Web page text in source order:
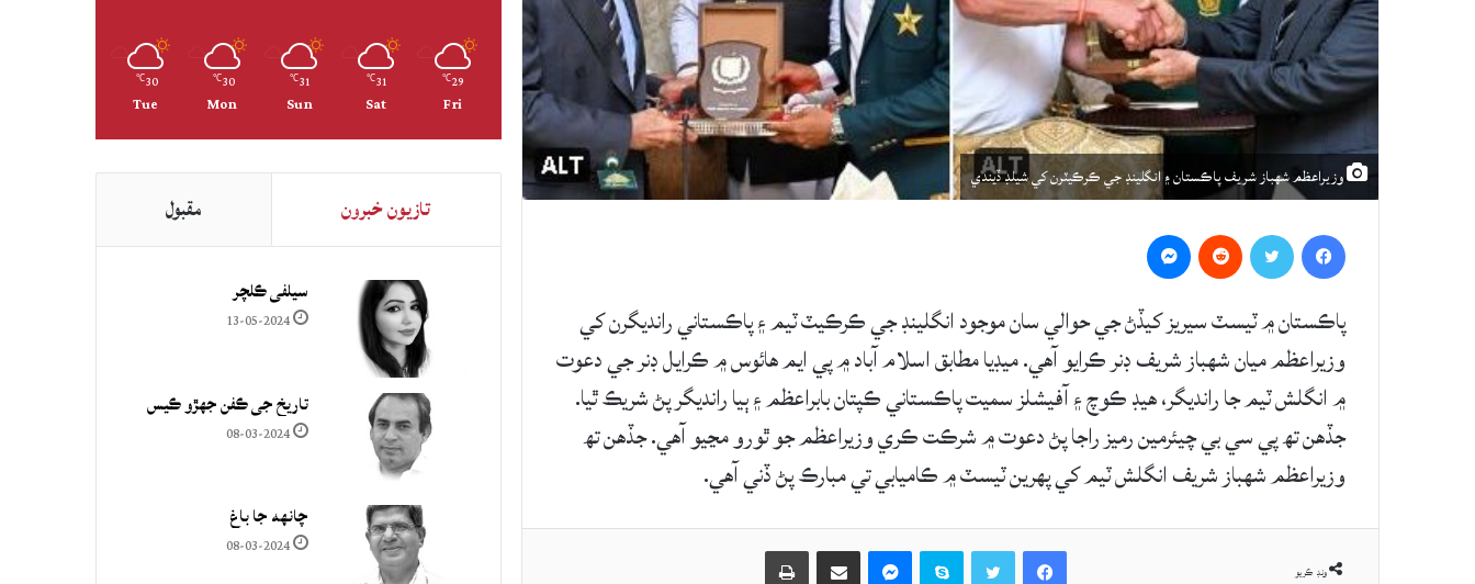
وزيراعظم شهباز شريف پاڪستان ۽ انگلينڊ جي ڪرڪيٽرن کي شيلڊ ڏيندي
پاڪستان ۾ ٽيسٽ سيريز کيڏڻ جي حوالي سان موجود انگلينڊ جي ڪرڪيٽ ٽيم ۽ پاڪستاني رانديگرن کي
وزيراعظم ميان شهباز شريف ڊنر ڪرايو آهي. ميڊيا مطابق اسلام آباد ۾ پي ايم هائوس ۾ ڪرايل ڊنر جي دعوت
۾ انگلش ٽيم جا رانديگر، هيڊ ڪوچ ۽ آفيشلز سميت پاڪستاني ڪپتان بابراعظم ۽ ٻيا رانديگر پڻ شريڪ ٿيا.
جڏهن تھ پي سي بي چيئرمين رميز راجا پڻ دعوت ۾ شرڪت ڪري وزيراعظم جو ٿورو مڃيو آهي. جڏهن تھ
وزيراعظم شهباز شريف انگلش ٽيم کي پهرين ٽيسٽ ۾ ڪاميابي تي مبارڪ پڻ ڏني آهي.
ونڊ ڪريو
Facebook
Skype حصيداري ڪريو اي ميل ذريعي
29
℃
Fri
31
℃
Sat
31
℃
Sun
30
℃
Mon
30
℃
Tue
تازيون خبرون مقبول
سيلفي ڪلچر
13-05-2024
تاريخ جي ڪفن جھڙو ڪيس
08-03-2024
چانهه جا باغ
08-03-2024